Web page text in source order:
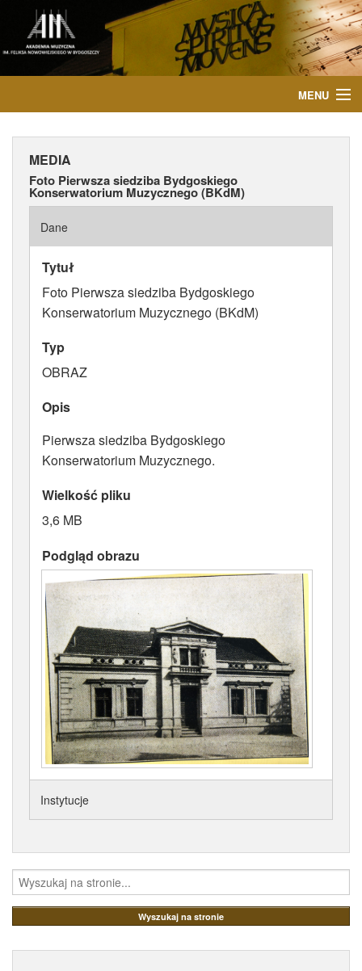
MENU
AKTUALNOŚCI
OSOBY
INSTYTUCJE
WYDARZENIA
PUBLIKACJE
MEDIA
MEDIA
Foto Pierwsza siedziba Bydgoskiego
Konserwatorium Muzycznego (BKdM)
Dane
Tytuł
Foto Pierwsza siedziba Bydgoskiego
Konserwatorium Muzycznego (BKdM)
Typ
OBRAZ
Opis
Pierwsza siedziba Bydgoskiego
Konserwatorium Muzycznego.
Wielkość pliku
3,6 MB
Podgląd obrazu
Instytucje